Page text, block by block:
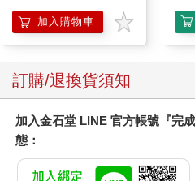
加入購物車
您可能會喜歡
《單眼相機/微單眼》
SD16G超值套餐組